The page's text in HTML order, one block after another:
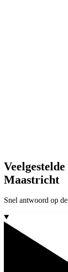
Maastricht
Snel antwoord op